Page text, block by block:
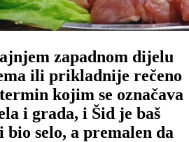
zapadnom dijelu
ili prikladnije rečeno
kojim se označava
i grada, i Šid je baš
selo, a premalen da